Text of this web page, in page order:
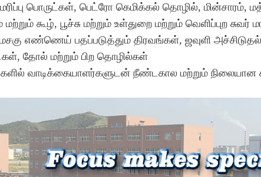
பொருட்கள், பெட்ரோ கெமிக்கல் தொழில், மின்சாரம்,
கூழ், பூச்சு மற்றும் உள்துறை மற்றும் வெளிப்புற சுவர்
எண்ணெய் பதப்படுத்தும் திரவங்கள், ஜவுளி அச்சிடுதல்
தோல் மற்றும் பிற தொழில்கள்
வாடிக்கையாளர்களுடன் நீண்டகால மற்றும் நிலையான